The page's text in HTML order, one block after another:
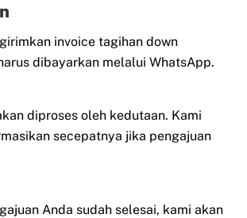
invoice tagihan down
dibayarkan melalui WhatsApp.
diproses oleh kedutaan. Kami
secepatnya jika pengajuan
Anda sudah selesai, kami akan